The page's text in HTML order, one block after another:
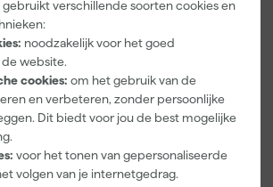
verschillende soorten cookies en
noodzakelijk voor het goed
website.
cookies: om het gebruik van de
en verbeteren, zonder persoonlijke
Dit biedt voor jou de best mogelijke
voor het tonen van gepersonaliseerde
volgen van je internetgedrag.
met